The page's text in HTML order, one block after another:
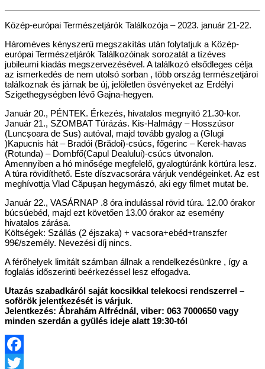
Közép-európai Természetjárók Találkozója – 2023. január 21-22.
Hároméves kényszerű megszakítás után folytatjuk a Közép-
európai Természetjárók Találkozóinak sorozatát a tízéves
jubileumi kiadás megszervezésével. A találkozó elsődleges célja
az ismerkedés de nem utolsó sorban , több ország természetjároi
találkoznak és járnak be új, jelöletlen ösvényeket az Erdélyi
Szigethegységben lévő Gajna-hegyen.
Január 20., PÉNTEK. Érkezés, hivatalos megnyitó 21.30-kor.
Január 21., SZOMBAT Túrázás. Kis-Halmágy – Hosszúsor
(Luncșoara de Sus) autóval, majd tovább gyalog a (Glugi
)Kapucnis hát – Bradói (Brădoi)-csúcs, főgerinc – Kerek-havas
(Rotunda) – Dombfő(Capul Dealului)-csúcs útvonalon.
Amennyiben a hó minősége megfelelő, gyalogtúránk körtúra lesz.
A túra rövidíthető. Este díszvacsorára várjuk vendégeinket. Az est
meghívottja Vlad Căpușan hegymászó, aki egy filmet mutat be.
Január 22., VASÁRNAP .8 óra indulással rövid túra. 12.00 órakor
búcsúebéd, majd ezt követően 13.00 órakor az esemény
hivatalos zárása.
Költségek: Szállás (2 éjszaka) + vacsora+ebéd+transzfer
99€/személy. Nevezési díj nincs.
A férőhelyek limitált számban állnak a rendelkezésünkre , így a
foglalás időszerinti beérkezéssel lesz elfogadva.
Utazás szabadkáról saját kocsikkal telekocsi rendszerrel –
soförök jelentkezését is várjuk.
Jelentkezés: Ábrahám Alfrédnál, viber: 063 7000650 vagy
minden szerdán a gyülés ideje alatt 19:30-tól
Facebook